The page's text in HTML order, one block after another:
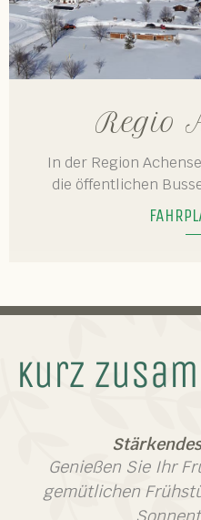
Regio
In der Region
die öffentlichen
Kurz
Genießen Sie Ihr
gemütlichen